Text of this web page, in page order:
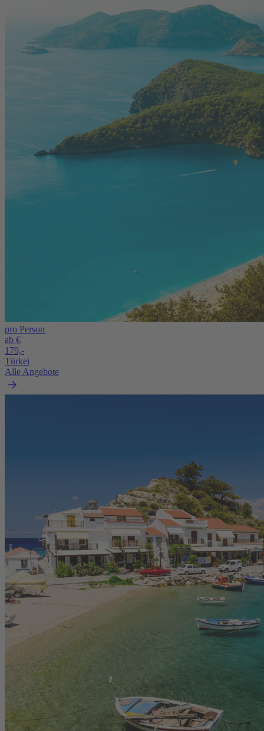
pro Person
ab €
179,-
Türkei
Alle Angebote